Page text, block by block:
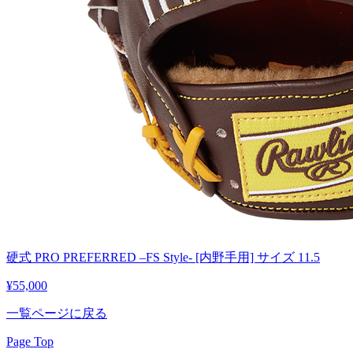
硬式 PRO PREFERRED –FS Style- [内野手用] サイズ 11.5
¥55,000
一覧ページに戻る
Page Top